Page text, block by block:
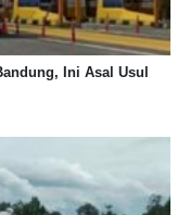
Ini Asal Usul